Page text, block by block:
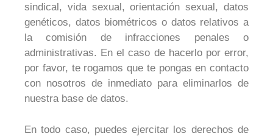
sindical, vida sexual, orientación sexual, datos
genéticos, datos biométricos o datos relativos a
la comisión de infracciones penales o
administrativas. En el caso de hacerlo por error,
por favor, te rogamos que te pongas en contacto
con nosotros de inmediato para eliminarlos de
nuestra base de datos.
En todo caso, puedes ejercitar los derechos de